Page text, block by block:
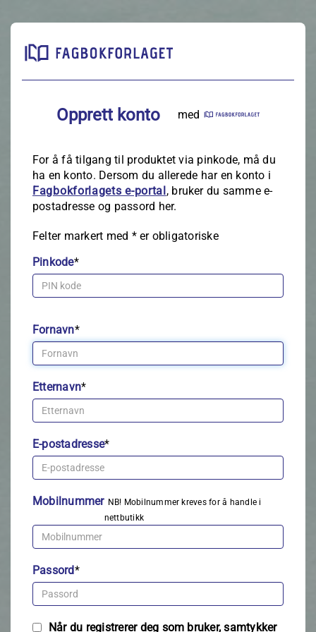
Opprett konto med
For å få tilgang til produktet via pinkode, må du
ha en konto. Dersom du allerede har en konto i
Fagbokforlagets e‑portal, bruker du samme e-
postadresse og passord her.
Felter markert med *er obligatoriske
Pinkode*
Fornavn*
Etternavn*
E-postadresse*
Mobilnummer NB! Mobilnummer kreves for å handle i
nettbutikk
Passord*
Når du registrerer deg som bruker, samtykker